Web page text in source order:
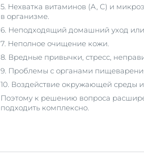
5. Нехватка витаминов (А, С) и
в организме.
6. Неподходящий домашний уход или
7. Неполное очищение кожи.
8. Вредные привычки, стресс,
9. Проблемы с органами
10. Воздействие окружающей среды
Поэтому к решению вопроса
подходить комплексно.